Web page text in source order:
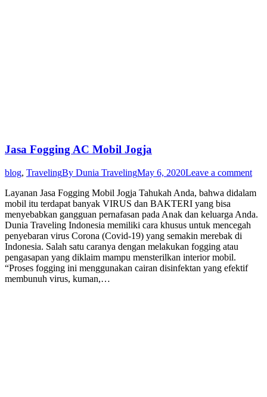
Jasa Fogging AC Mobil Jogja
blog, TravelingBy Dunia TravelingMay 6, 2020Leave a comment
Layanan Jasa Fogging Mobil Jogja Tahukah Anda, bahwa didalam
mobil itu terdapat banyak VIRUS dan BAKTERI yang bisa
menyebabkan gangguan pernafasan pada Anak dan keluarga Anda.
Dunia Traveling Indonesia memiliki cara khusus untuk mencegah
penyebaran virus Corona (Covid-19) yang semakin merebak di
Indonesia. Salah satu caranya dengan melakukan fogging atau
pengasapan yang diklaim mampu mensterilkan interior mobil.
“Proses fogging ini menggunakan cairan disinfektan yang efektif
membunuh virus, kuman,…